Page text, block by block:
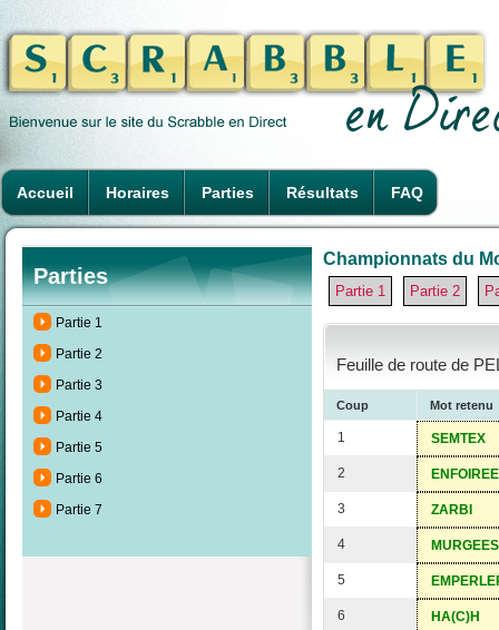
Accueil Horaires Parties Résultats FAQ
Parties
Partie 1
Partie 2
Partie 3
Partie 4
Partie 5
Partie 6
Partie 7
Championnats du
Partie 1 Partie 2
Feuille de route de
Coup Mot retenu
1 SEMTEX
2 ENFOIREE
3 ZARBI
4 MURGEES
5
6 HA(C)H